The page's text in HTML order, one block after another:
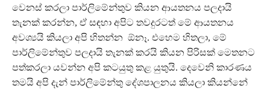
වෙනස් කරලා පාර්ලිමේන්තුව කියන ආයතනය පලදායි
තැනක් කරන්න, ඒ සඳහා අපිට තවදුරටත් මේ ආයතනය
අවශ්‍යයි කියලා අපි හිතන්න ඕනෑ. එහෙම හිතලා, මේ
පාර්ලිමේන්තුව පලදායි තැනක් කරයි කියන පිරිසක් මෙතනට
පත්කරලා යවන්න අපි කටයුතු කළ යුතුයි. දෙවෙනි කාරණය
තමයි අපි දැන් පාර්ලිමේන්තු දේශපාලනය කියලා කියන්නේ